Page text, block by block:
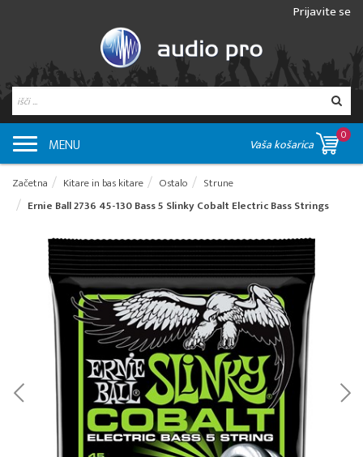
Prijavite se
MENU Vaša košarica
0
Začetna Kitare in bas kitare Ostalo
Strune
Ernie Ball 2736 45-130 Bass 5 Slinky Cobalt Electric Bass Strings